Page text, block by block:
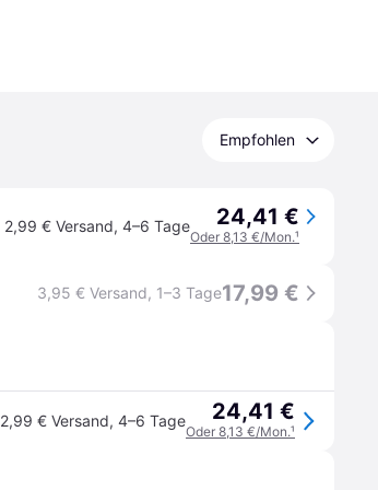
Empfohlen
2,99 € Versand, 4–6 Tage 24,41 €
Oder 8,13 €/Mon.¹
3,95 € Versand, 1–3 Tage17,99 €
2,99 € Versand, 4–6 Tage 24,41 €
Oder 8,13 €/Mon.¹